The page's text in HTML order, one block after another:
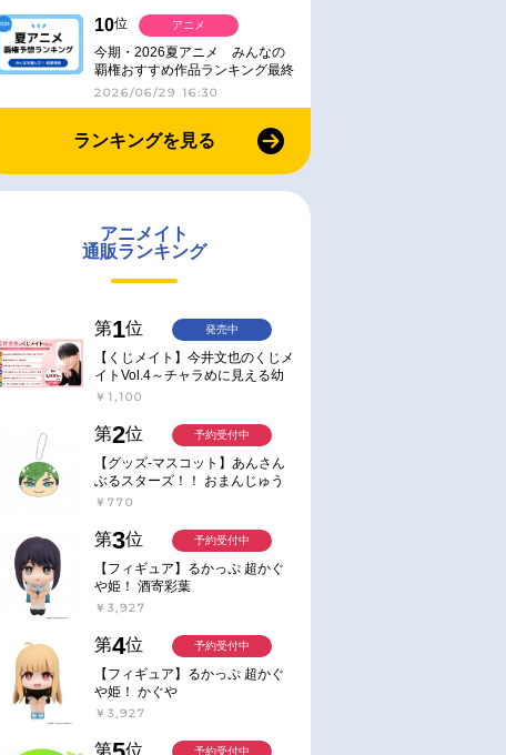
10位
今期・2026夏アニメ みんなの
覇権おすすめ作品ランキング最終
結果発表！
2026/06/29 16:30
アニメ
ランキングを見る
アニメイト
通販ランキング
第1位
【くじメイト】今井文也のくじメ
イトVol.4～チャラめに見える幼
馴染、実は一途で独占欲が強いん
￥1,100
発売中
第2位
【グッズ-マスコット】あんさん
ぶるスターズ！！ おまんじゅう
にぎにぎマスコット ねくすと2
￥770
予約受付中
第3位
【フィギュア】るかっぷ 超かぐ
や姫！ 酒寄彩葉
￥3,927
予約受付中
第4位
【フィギュア】るかっぷ 超かぐ
や姫！ かぐや
￥3,927
予約受付中
第 位 予約受付中